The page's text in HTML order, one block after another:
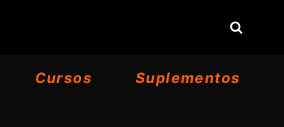
Cursos Suplementos